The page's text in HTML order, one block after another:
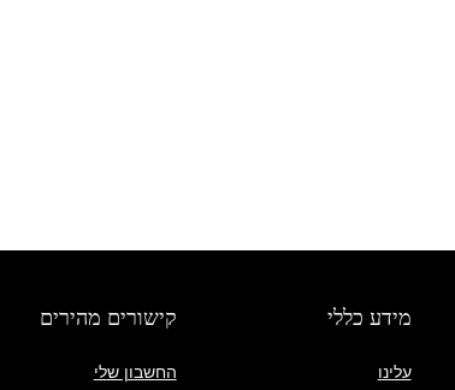
מידע כללי
עלינו
קישורים מהירים
החשבון שלי